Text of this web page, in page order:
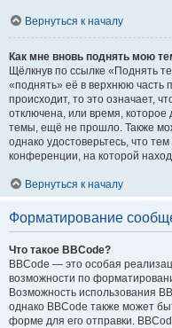
Вернуться к началу
Как мне вновь поднять мою
Щёлкнув по ссылке «Поднять
«поднять» её в верхнюю часть
происходит, то это означает,
отключена, или время,
темы, ещё не прошло. Также
однако удостоверьтесь, что
конференции, на которой
Вернуться к началу
Форматирование
Что такое BBCode?
BBCode — это особая
возможности по
Возможность использования
однако BBCode также может
форме для его отправки.